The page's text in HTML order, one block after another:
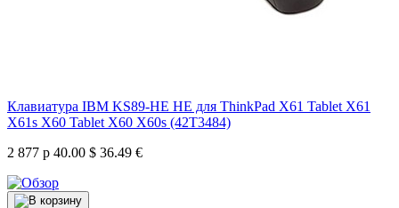
Клавиатура IBM KS89-HE HE для ThinkPad X61 Tablet X61
X61s X60 Tablet X60 X60s (42T3484)
2 877 р 40.00 $ 36.49 €